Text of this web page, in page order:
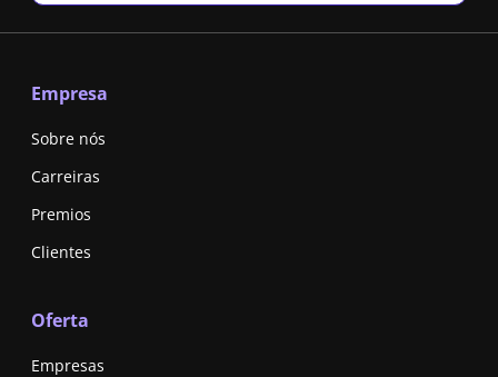
Empresa
Sobre nós
Carreiras
Premios
Clientes
Oferta
Empresas